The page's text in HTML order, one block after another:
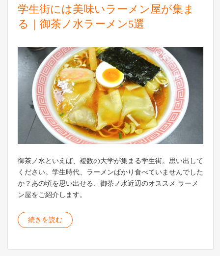
学生街には美味いラーメン屋が集ま
る｜御茶ノ水ラーメン5選
御茶ノ水といえば、複数の大学が集まる学生街。思い出して
ください。学生時代、ラーメンばかり食べていませんでした
か？あの頃を思い出せる、御茶ノ水近辺のオススメ ラーメ
ン屋をご紹介します。
続きを読む